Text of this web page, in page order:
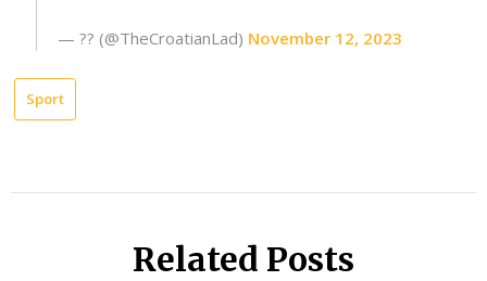
— ?? (@TheCroatianLad) November 12, 2023
Sport
Related Posts